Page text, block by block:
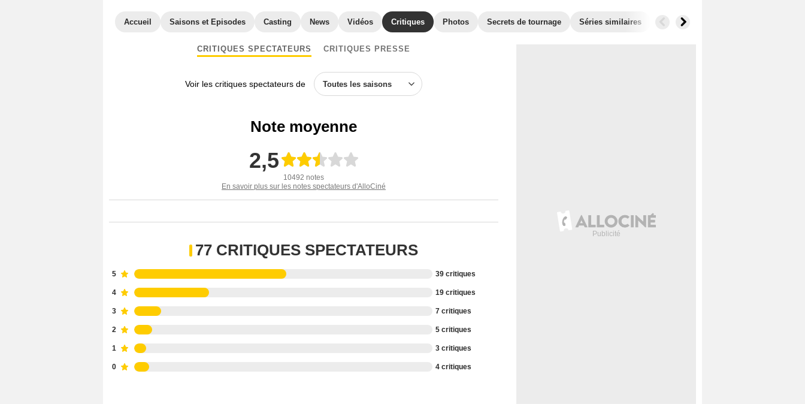
Accueil Saisons et Episodes Casting News Vidéos Critiques Photos Secrets de tournage Séries similaires
CRITIQUES SPECTATEURS CRITIQUES PRESSE
Voir les critiques spectateurs de Toutes les saisons
Note moyenne
2,5
10492 notes
En savoir plus sur les notes spectateurs d'AlloCiné
77 CRITIQUES SPECTATEURS
5 39 critiques
4 19 critiques
3 7 critiques
2 5 critiques
1 3 critiques
0 4 critiques